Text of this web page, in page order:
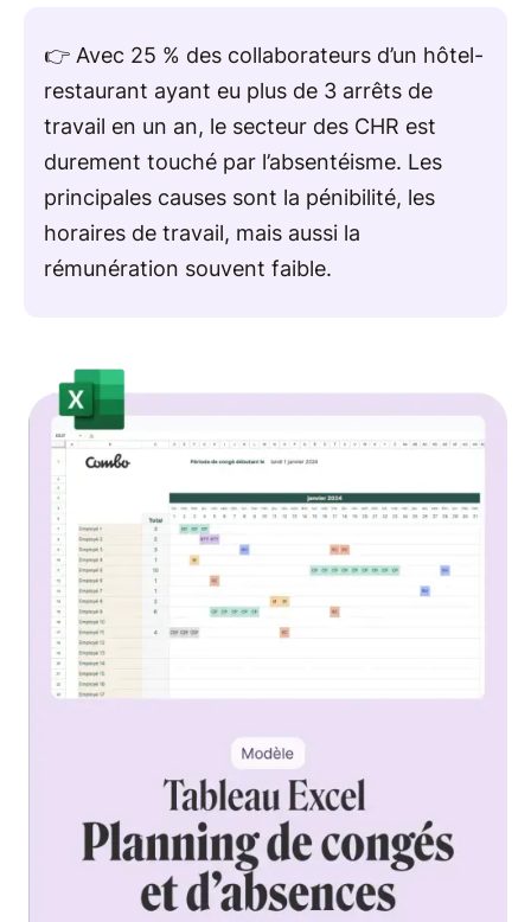
👉 Avec 25 % des collaborateurs d’un hôtel-
restaurant ayant eu plus de 3 arrêts de
travail en un an, le secteur des CHR est
durement touché par l’absentéisme. Les
principales causes sont la pénibilité, les
horaires de travail, mais aussi la
rémunération souvent faible.